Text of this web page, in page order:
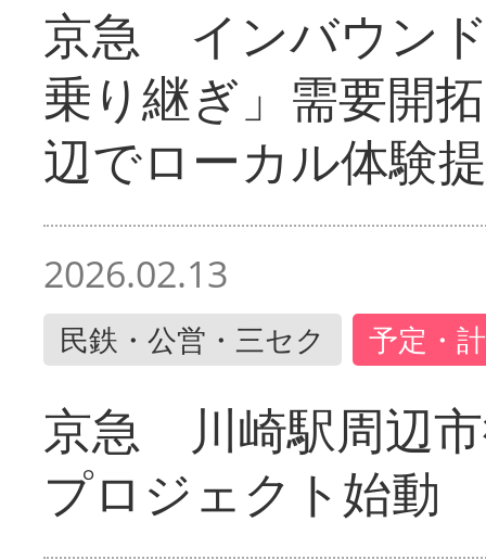
京急 インバウン
乗り継ぎ」需要開
辺でローカル体験
2026.02.13
民鉄・公営・三セク 予定・
京急 川崎駅周辺
プロジェクト始動